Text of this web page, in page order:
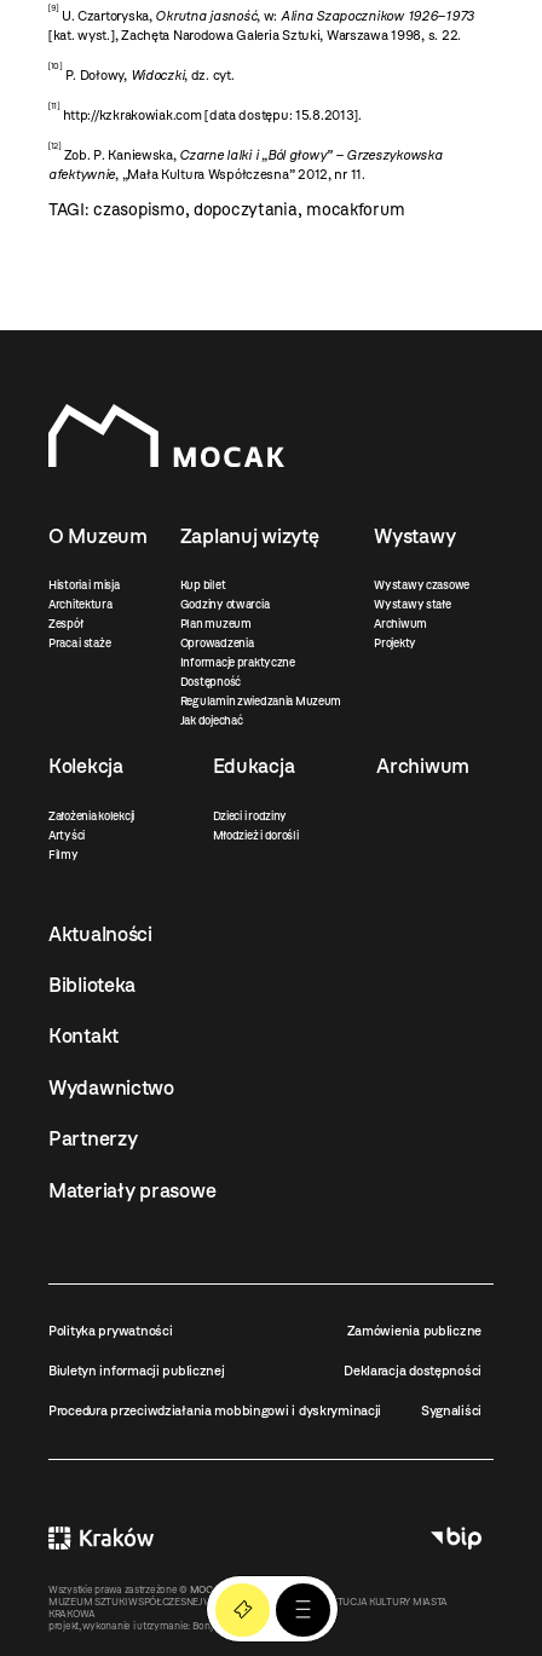
[9]
U. Czartoryska, Okrutna jasność, w: Alina Szapocznikow 1926–1973
[kat. wyst.], Zachęta Narodowa Galeria Sztuki, Warszawa 1998, s. 22.
[10]
P. Dołowy, Widoczki, dz. cyt.
[11]
http://kzkrakowiak.com [data dostępu: 15.8.2013].
[12]
Zob. P. Kaniewska, Czarne lalki i „Ból głowy” – Grzeszykowska
afektywnie, „Mała Kultura Współczesna” 2012, nr 11.
TAGI:czasopismo, dopoczytania, mocakforum
O Muzeum
Historia i misja
Architektura
Zespół
Praca i staże
Zaplanuj wizytę
Kup bilet
Godziny otwarcia
Plan muzeum
Oprowadzenia
Informacje praktyczne
Dostępność
Regulamin zwiedzania Muzeum
Jak dojechać
Wystawy
Wystawy czasowe
Wystawy stałe
Archiwum
Projekty
Kolekcja
Założenia kolekcji
Artyści
Filmy
Edukacja
Dzieci i rodziny
Młodzież i dorośli
Archiwum
Aktualności
Biblioteka
Kontakt
Wydawnictwo
Partnerzy
Materiały prasowe
Polityka prywatności Zamówienia publiczne
Biuletyn informacji publicznej Deklaracja dostępności
Procedura przeciwdziałania mobbingowi i dyskryminacji Sygnaliści
Wszystkie prawa zastrzeżone © MOCAK2011-2026
MUZEUM SZTUKI WSPÓŁCZESNEJ W KRAKOWIE MOCAK – INSTYTUCJA KULTURY MIASTA
KRAKOWA
projekt, wykonanie i utrzymanie: Bonjour.pl